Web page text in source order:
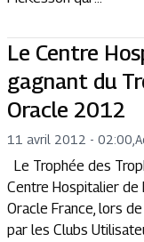
Le Centre
gagnant du
Oracle 2012
11 avril 2012 - 02:00
Le Trophée des
Centre Hospitalier de
Oracle France, lors
par les Clubs